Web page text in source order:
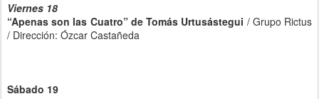
Viernes 18
“Apenas son las Cuatro” de Tomás Urtusástegui / Grupo Rictus
/ Dirección: Ózcar Castañeda
Sábado 19